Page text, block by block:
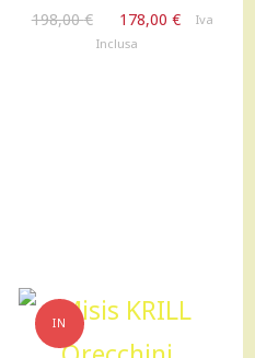
198,00€
prezzo
178,00 €
IlIva
Inclusa
IN